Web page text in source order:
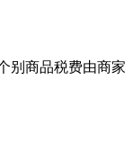
别商品税费由商家